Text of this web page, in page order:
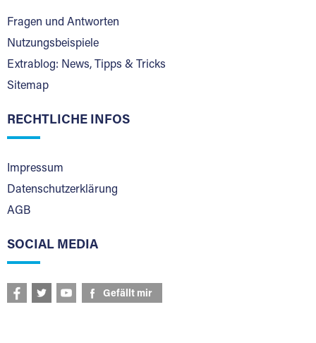
Fragen und Antworten
Nutzungsbeispiele
Extrablog: News, Tipps & Tricks
Sitemap
RECHTLICHE INFOS
Impressum
Datenschutzerklärung
AGB
SOCIAL MEDIA
Gefällt mir